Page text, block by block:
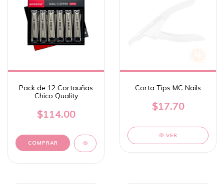
Pack de 12 Cortauñas
Chico Quality
$114.00
Corta Tips MC Nails
$17.70
VER